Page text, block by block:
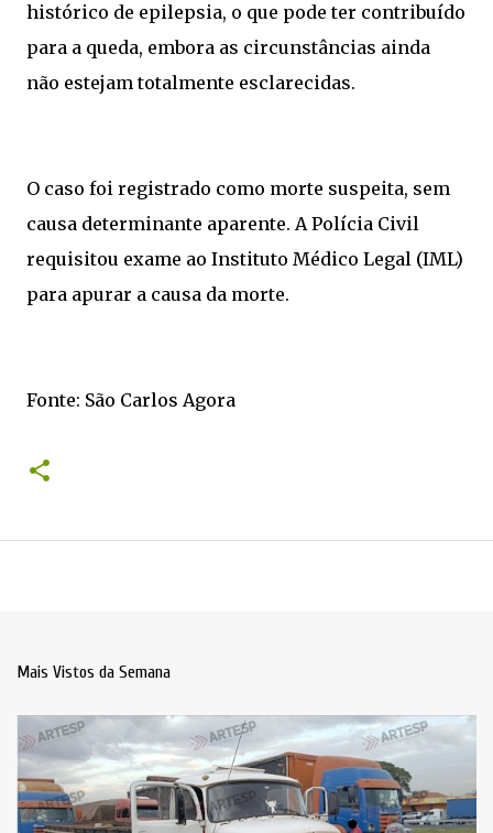
histórico de epilepsia, o que pode ter contribuído
para a queda, embora as circunstâncias ainda
não estejam totalmente esclarecidas.
O caso foi registrado como morte suspeita, sem
causa determinante aparente. A Polícia Civil
requisitou exame ao Instituto Médico Legal (IML)
para apurar a causa da morte.
Fonte: São Carlos Agora
Mais Vistos da Semana